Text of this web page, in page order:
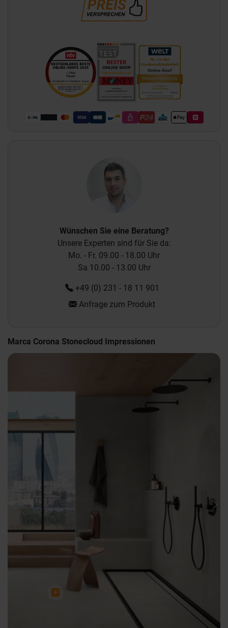
Wünschen Sie eine Beratung?
Unsere Experten sind für Sie da:
Mo. - Fr. 09.00 - 18.00 Uhr
Sa 10.00 - 13.00 Uhr
+49 (0) 231 - 18 11 901
Anfrage zum Produkt
Marca Corona Stonecloud Impressionen
Previous